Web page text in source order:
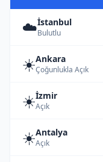
☁️İstanbul
Bulutlu
☀️Ankara
Çoğunlukla Açık
☀️İzmir
Açık
☀️Antalya
Açık